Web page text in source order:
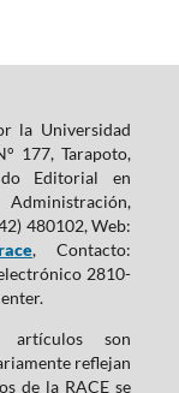
la Universidad
177, Tarapoto,
Editorial en
480102, Web:
, Contacto:
2810-
artículos son
reflejan
de la RACE se